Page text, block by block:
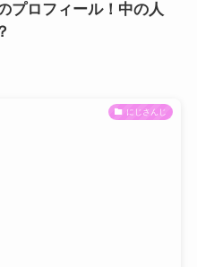
プロフィール！中の人
にじさんじ